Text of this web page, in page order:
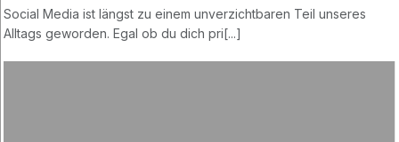
Social Media ist längst zu einem unverzichtbaren Teil unseres
Alltags geworden. Egal ob du dich pri[...]